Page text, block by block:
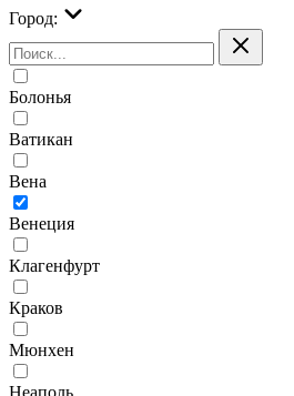
Город:
Болонья
Ватикан
Вена
Венеция
Клагенфурт
Краков
Мюнхен
Неаполь